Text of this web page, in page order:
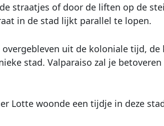
straatjes of door de liften op de
in de stad lijkt parallel te lopen.
uit de koloniale tijd, de
stad. Valparaiso zal je
Lotte woonde een tijdje in deze